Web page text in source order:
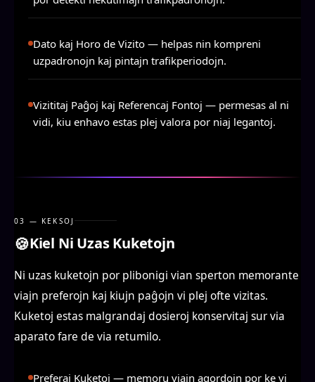
Dato kaj Horo de Vizito — helpas nin kompreni
uzpadronojn kaj pintajn trafikperiodojn.
Vizititaj Paĝoj kaj Referencaj Fontoj — permesas al ni
vidi, kiu enhavo estas plej valora por niaj legantoj.
03 — KEKSOJ
🍪Kiel Ni Uzas Kuketojn
Ni uzas kuketojn por plibonigi vian sperton memorante
viajn preferojn kaj kiujn paĝojn vi plej ofte vizitas.
Kuketoj estas malgrandaj dosieroj konservitaj sur via
aparato fare de via retumilo.
Preferaj Kuketoj — memoru viajn agordojn por ke vi